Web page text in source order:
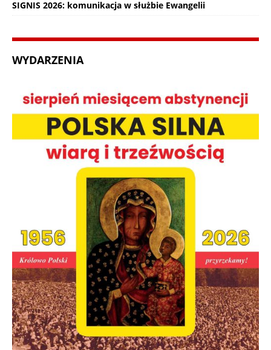
SIGNIS 2026: komunikacja w służbie Ewangelii
WYDARZENIA